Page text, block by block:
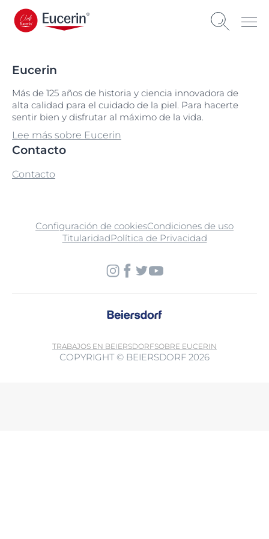
Eucerin
Más de 125 años de historia y ciencia innovadora de
alta calidad para el cuidado de la piel. Para hacerte
sentir bien y disfrutar al máximo de la vida.
Lee más sobre Eucerin
Contacto
Contacto
Configuración de cookiesCondiciones de uso
TitularidadPolítica de Privacidad
TRABAJOS EN BEIERSDORFSOBRE EUCERIN
COPYRIGHT © BEIERSDORF 2026